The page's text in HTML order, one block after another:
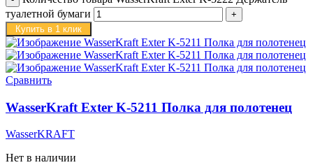
туалетной бумаги
Купить в 1 клик
Сравнить
WasserKraft Exter K-5211 Полка для полотенец
WasserKRAFT
Нет в наличии